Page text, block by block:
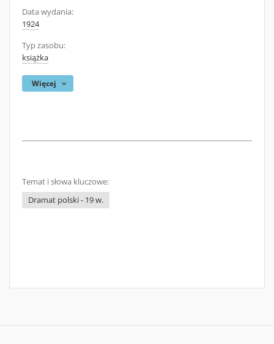
Data wydania:
1924
Typ zasobu:
książka
Więcej
Temat i słowa kluczowe:
Dramat polski - 19 w.